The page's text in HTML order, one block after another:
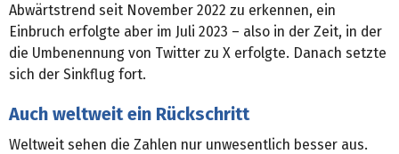
Abwärtstrend seit November 2022 zu erkennen, ein
Einbruch erfolgte aber im Juli 2023 – also in der Zeit, in der
die Umbenennung von Twitter zu X erfolgte. Danach setzte
sich der Sinkflug fort.
Auch weltweit ein Rückschritt
Weltweit sehen die Zahlen nur unwesentlich besser aus.